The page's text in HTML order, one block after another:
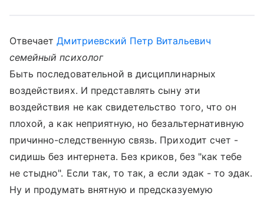
ОтвечаетДмитриевский Петр Витальевич
семейный психолог
Быть последовательной в дисциплинарных
воздействиях. И представлять сыну эти
воздействия не как свидетельство того, что он
плохой, а как неприятную, но безальтернативную
причинно-следственную связь. Приходит счет -
сидишь без интернета. Без криков, без "как тебе
не стыдно". Если так, то так, а если эдак - то эдак.
Ну и продумать внятную и предсказуемую